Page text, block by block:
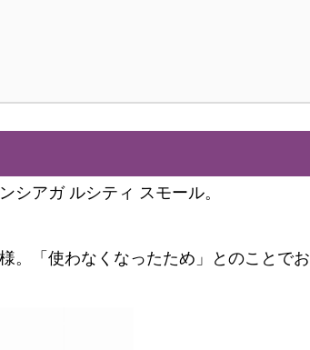
シアガ ルシティ スモール。
。「使わなくなったため」とのことでお